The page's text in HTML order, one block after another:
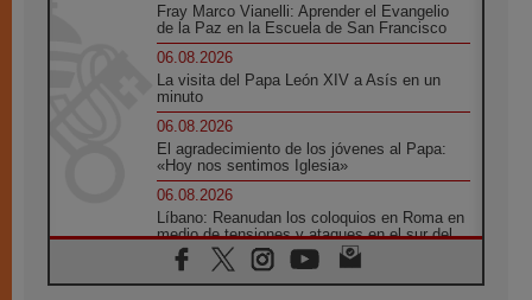
Fray Marco Vianelli: Aprender el Evangelio
de la Paz en la Escuela de San Francisco
06.08.2026
La visita del Papa León XIV a Asís en un
minuto
06.08.2026
El agradecimiento de los jóvenes al Papa:
«Hoy nos sentimos Iglesia»
06.08.2026
Líbano: Reanudan los coloquios en Roma en
medio de tensiones y ataques en el sur del
país
06.08.2026